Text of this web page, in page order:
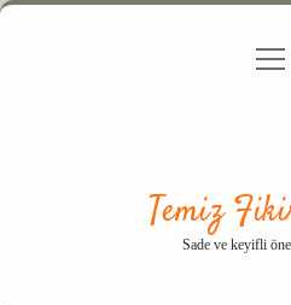
Gizlilik
Temiz
Sade ve keyifli